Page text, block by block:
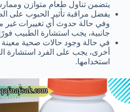
يتضمن تناول طعام متوازن
يفضل مراقبة تأثير الحبوب على
وفي حالة حدوث أي تغييرات غير
جانبية، يجب استشارة الطبيب
في حالة وجود حالات صحية معينة
أخرى، يجب على الفرد استشارة
استخدامها.